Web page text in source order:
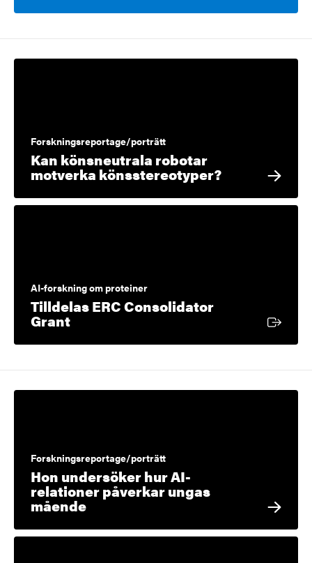
Forskningsreportage/porträtt
Kan könsneutrala robotar
motverka könsstereotyper?
AI-forskning om proteiner
Tilldelas ERC Consolidator
GrantExtern länk
Forskningsreportage/porträtt
Hon undersöker hur AI-
relationer påverkar ungas
mående